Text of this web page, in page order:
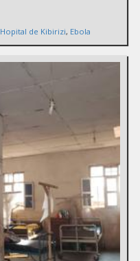
Hopital de Kibirizi, Ebola